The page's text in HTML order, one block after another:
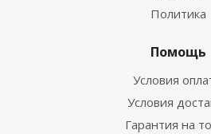
Политика
Помощь
Условия
Условия
Гарантия на